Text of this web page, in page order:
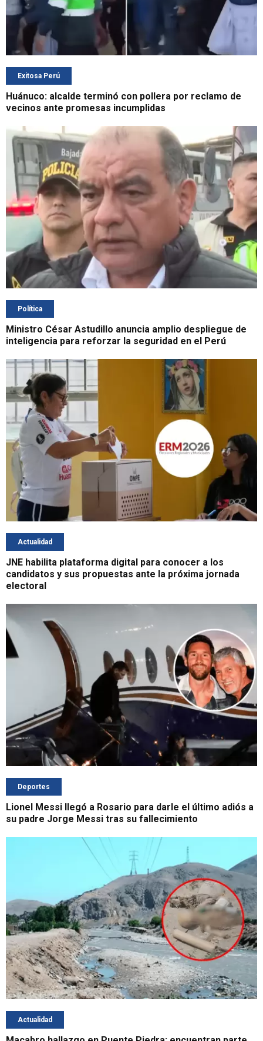
Exitosa Perú
Huánuco: alcalde terminó con pollera por reclamo de
vecinos ante promesas incumplidas
Política
Ministro César Astudillo anuncia amplio despliegue de
inteligencia para reforzar la seguridad en el Perú
Actualidad
JNE habilita plataforma digital para conocer a los
candidatos y sus propuestas ante la próxima jornada
electoral
Deportes
Lionel Messi llegó a Rosario para darle el último adiós a
su padre Jorge Messi tras su fallecimiento
Actualidad